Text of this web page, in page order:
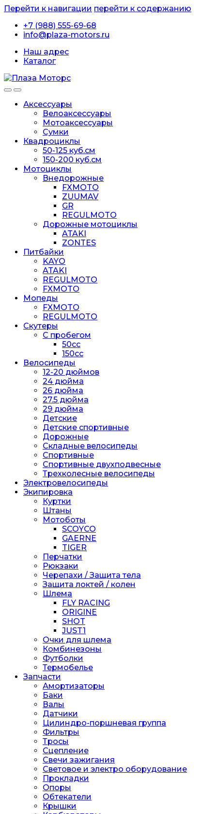
Перейти к навигации перейти к содержанию
+7 (988) 555-69-68
info@plaza-motors.ru
Наш адрес
Каталог
Аксессуары
Велоаксессуары
Мотоаксессуары
Сумки
Квадроциклы
50-125 куб.см
150-200 куб.см
Мотоциклы
Внедорожные
FXMOTO
ZUUMAV
GR
REGULMOTO
Дорожные мотоциклы
ATAKI
ZONTES
Питбайки
KAYO
ATAKI
REGULMOTO
FXMOTO
Мопеды
FXMOTO
REGULMOTO
Скутеры
С пробегом
50cc
150cc
Велосипеды
12-20 дюймов
24 дюйма
26 дюйма
27.5 дюйма
29 дюйма
Детские
Детские спортивные
Дорожные
Складные велосипеды
Спортивные
Спортивные двухподвесные
Трехколесные велосипеды
Электровелосипеды
Экипировка
Куртки
Штаны
Мотоботы
SCOYCO
GAERNE
TIGER
Перчатки
Рюкзаки
Черепахи / Защита тела
Защита локтей / колен
Шлема
FLY RACING
ORIGINE
SHOT
JUST1
Очки для шлема
Комбинезоны
Футболки
Термобелье
Запчасти
Амортизаторы
Баки
Валы
Датчики
Цилиндро-поршневая группа
Фильтры
Тросы
Сцепление
Свечи зажигания
Световое и электро оборудование
Прокладки
Опоры
Обтекатели
Крышки